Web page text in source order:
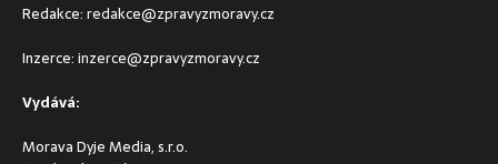
Redakce:redakce@zpravyzmoravy.cz
Inzerce:inzerce@zpravyzmoravy.cz
Vydává:
Morava Dyje Media, s.r.o.